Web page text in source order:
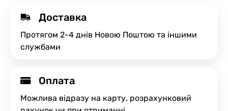
Доставка
Протягом 2-4 днів Новою Поштою та іншими
службами
Оплата
Можлива відразу на карту, розрахунковий